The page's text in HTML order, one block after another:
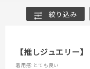
絞り込み
【推しジュエリー】
着用感:とても良い